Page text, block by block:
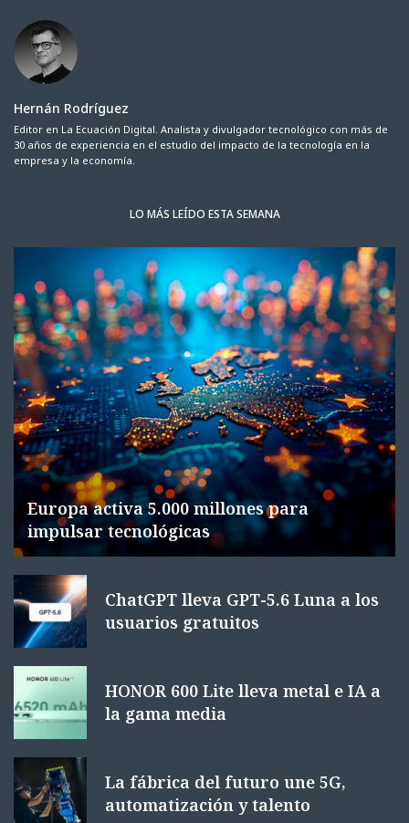
Hernán Rodríguez
Editor en La Ecuación Digital. Analista y divulgador tecnológico con más de
30 años de experiencia en el estudio del impacto de la tecnología en la
empresa y la economía.
LO MÁS LEÍDO ESTA SEMANA
Europa activa 5.000 millones para
impulsar tecnológicas
ChatGPT lleva GPT-5.6 Luna a los
usuarios gratuitos
HONOR 600 Lite lleva metal e IA a
la gama media
La fábrica del futuro une 5G,
automatización y talento